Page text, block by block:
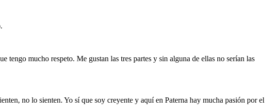
mucho respeto. Me gustan las tres partes y sin alguna de ellas no serían las
no lo sienten. Yo sí que soy creyente y aquí en Paterna hay mucha pasión por el